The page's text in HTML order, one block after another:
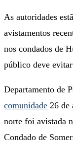
As autoridades
avistamentos
nos condados de
público deve
Departamento de
comunidade 26 de
norte foi avistada
Condado de